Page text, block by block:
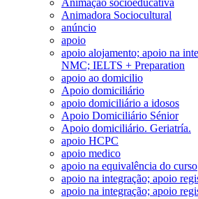
Animadora Sociocultural
anúncio
apoio
apoio alojamento; apoio na
NMC; IELTS + Preparation
apoio ao domicilio
Apoio domiciliário
apoio domiciliário a idosos
Apoio Domiciliário Sénior
Apoio domiciliário. Geriatría.
apoio HCPC
apoio medico
apoio na equivalência do curso
apoio na integração; apoio
apoio na integração; apoio